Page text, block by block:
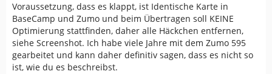
Voraussetzung, dass es klappt, ist Identische Karte in
BaseCamp und Zumo und beim Übertragen soll KEINE
Optimierung stattfinden, daher alle Häckchen entfernen,
siehe Screenshot. Ich habe viele Jahre mit dem Zumo 595
gearbeitet und kann daher definitiv sagen, dass es nicht so
ist, wie du es beschreibst.